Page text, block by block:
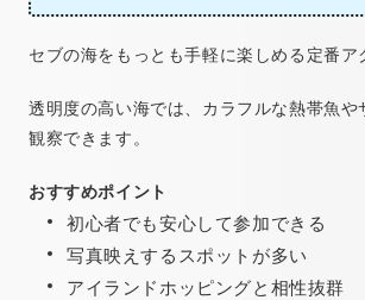
セブの海をもっとも手軽に楽しめる定番ア
透明度の高い海では、カラフルな熱帯魚や
観察できます。
おすすめポイント
初心者でも安心して参加できる
写真映えするスポットが多い
アイランドホッピングと相性抜群